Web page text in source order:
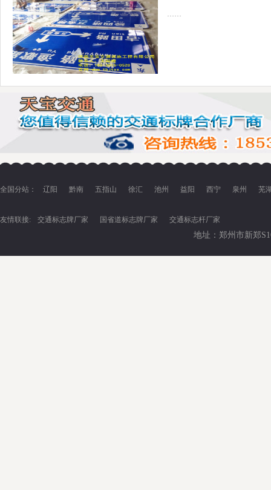
……
全国分站： 辽阳 黔南 五指山 徐汇 池州 益阳 西宁 泉州 芜
友情联接: 交通标志牌厂家 国省道标志牌厂家 交通标志杆厂家
地址：郑州市新郑